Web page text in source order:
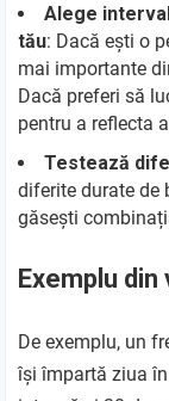
Alege
tău: Dacă ești o
mai importante
Dacă preferi să
pentru a reflecta
Testează
diferite durate de
găsești
Exemplu din
De exemplu, un
își împartă ziua